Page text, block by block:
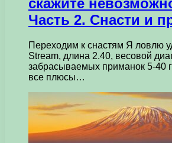
Часть 2. Снасти и
Переходим к снастям Я ловлю
Stream, длина 2.40, весовой
забрасываемых приманок 5-40
все плюсы…